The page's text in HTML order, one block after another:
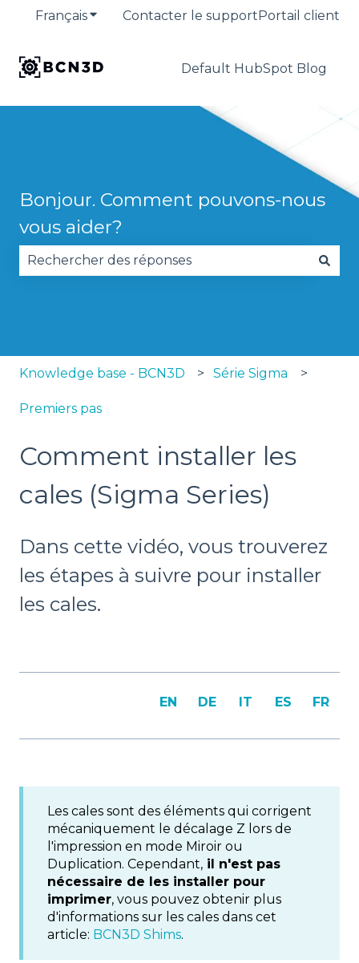
FrançaisAfficher le sous-menu pour les
Contacter le supportPortail client
Default HubSpot Blog
Bonjour. Comment pouvons-nous
vous aider?
Knowledge base - BCN3D Série Sigma
Premiers pas
Comment installer les
cales (Sigma Series)
Dans cette vidéo, vous trouverez
les étapes à suivre pour installer
les cales.
EN DE IT ES FR
Les cales sont des éléments qui corrigent
mécaniquement le décalage Z lors de
l'impression en mode Miroir ou
Duplication. Cependant, il n'est pas
nécessaire de les installer pour
imprimer, vous pouvez obtenir plus
d'informations sur les cales dans cet
article: BCN3D Shims.